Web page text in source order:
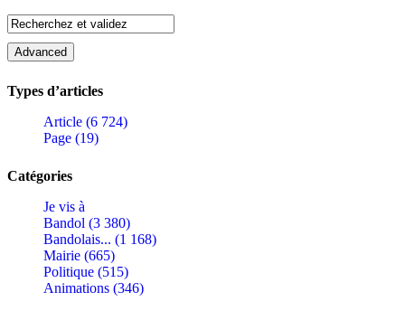
Types d’articles
Article (6 724)
Page (19)
Catégories
Je vis à
Bandol (3 380)
Bandolais... (1 168)
Mairie (665)
Politique (515)
Animations (346)